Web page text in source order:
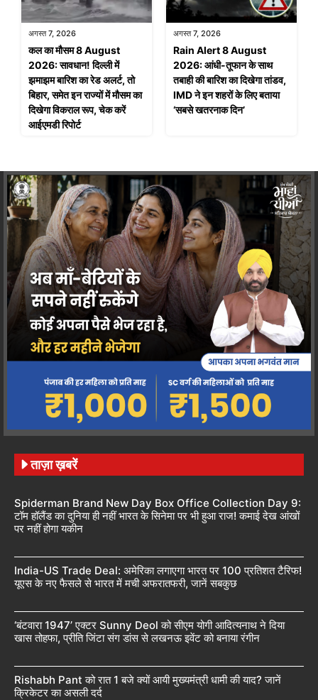
अगस्त 7, 2026
कल का मौसम 8 August
2026: सावधान! दिल्ली में
झमाझम बारिश का रेड अलर्ट, तो
बिहार, समेत इन राज्यों में मौसम का
दिखेगा विकराल रूप, चेक करें
आईएमडी रिपोर्ट
अगस्त 7, 2026
Rain Alert 8 August
2026: आंधी-तूफान के साथ
तबाही की बारिश का दिखेगा तांडव,
IMD ने इन शहरों के लिए बताया
‘सबसे खतरनाक दिन’
ताज़ा ख़बरें
Spiderman Brand New Day Box Office Collection Day 9:
टॉम हॉलैंड का दुनिया ही नहीं भारत के सिनेमा पर भी हुआ राज! कमाई देख आंखों
पर नहीं होगा यकीन
India-US Trade Deal: अमेरिका लगाएगा भारत पर 100 प्रतिशत टैरिफ!
यूएस के नए फैसले से भारत में मची अफरातफरी, जानें सबकुछ
‘बंटवारा 1947’ एक्टर Sunny Deol को सीएम योगी आदित्यनाथ ने दिया
खास तोहफा, प्रीति जिंटा संग डांस से लखनऊ इवेंट को बनाया रंगीन
Rishabh Pant को रात 1 बजे क्यों आयी मुख्यमंत्री धामी की याद? जानें
क्रिकेटर का असली दर्द